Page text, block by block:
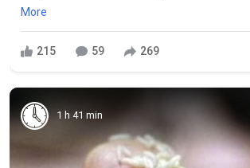
More
215 59 269
1 h 41 min